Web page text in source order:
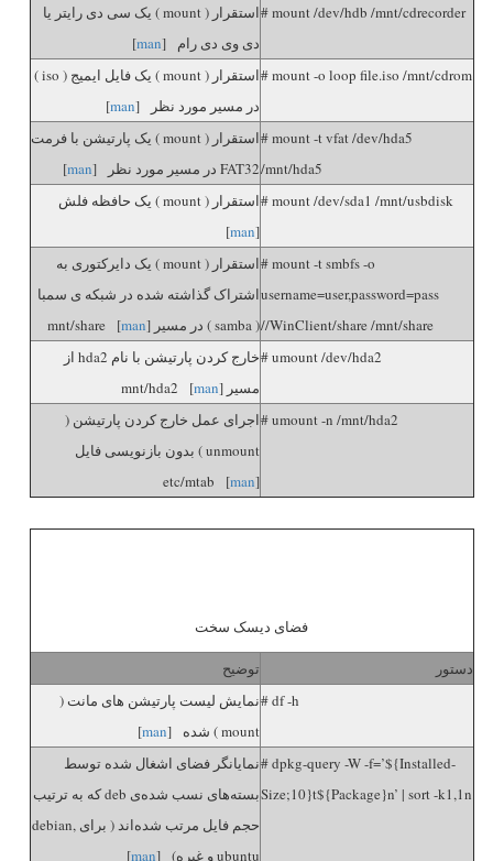
# mount /dev/hdb /mnt/cdrecorder
استقرار ( mount ) یک سی دی رایتر یا
دی وی دی رام [man
]
# mount -o loop file.iso /mnt/cdrom
استقرار ( mount ) یک فایل ایمیج ( iso )
در مسیر مورد نظر [man
]
# mount -t vfat /dev/hda5
/mnt/hda5
استقرار ( mount ) یک پارتیشن با فرمت
FAT32 در مسیر مورد نظر [
man
]
# mount /dev/sda1 /mnt/usbdisk
استقرار ( mount ) یک حافظه فلش
[
man
]
# mount -t smbfs -o
username=user,password=pass
//WinClient/share /mnt/share
استقرار ( mount ) یک دایرکتوری به
اشتراک گذاشته شده در شبکه ی سمبا
( samba ) در مسیر mnt/share [
man]
# umount /dev/hda2
خارج کردن پارتیشن با نام hda2 از
مسیر mnt/hda2 [ man]
# umount -n /mnt/hda2اجرای عمل خارج کردن پارتیشن (
unmount ) بدون بازنویسی فایل
etc/mtab [man]
فضای دیسک سخت
دستور
توضیح
# df -hنمایش لیست پارتیشن های مانت (
mount ) شده [
man
]
# dpkg-query -W -f=’${Installed-
Size;10}t${Package}n’ | sort -k1,1n
نمایانگر فضای اشغال شده توسط
بسته‌های نسب شده‌ی deb که به ترتیب
حجم فایل مرتب شده‌اند ( برای debian,
ubuntu و غیره) [
man
]